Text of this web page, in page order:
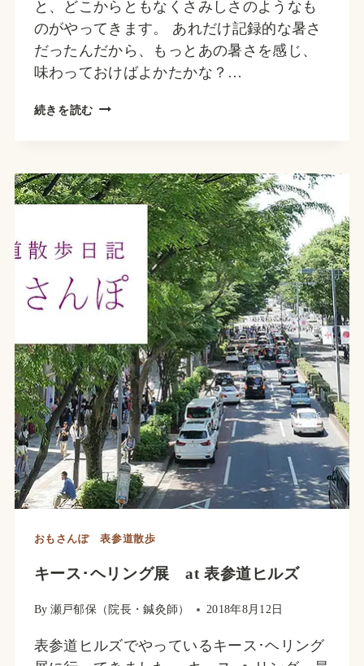
と、どこからともなくさみしさのようなも
のがやってきます。 あれだけ記録的な暑さ
だったんだから、もっとあの暑さを感じ、
味わっておけばよかたかな？…
続きを読む 団
の
終
り
おもさんぽ 表参道散歩
キース･ヘリング展 at 表参道ヒルズ
By 瀬戸郁保（院長・鍼灸師） 2018年8月12日
表参道ヒルズでやっているキース･ヘリング